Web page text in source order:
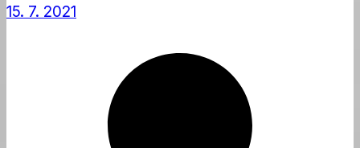
15. 7. 2021